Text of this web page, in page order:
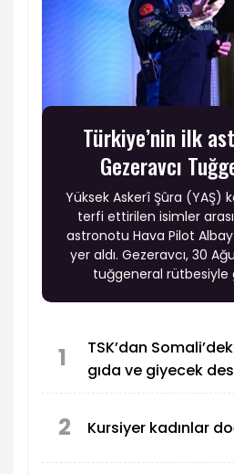
Türkiye’nin ilk
Gezeravcı
Yüksek Askerî Şûra (YAŞ)
terfi ettirilen isimler
astronotu Hava Pilot
yer aldı. Gezeravcı, 30
tuğgeneral rütbesiyle
1
TSK’dan
gıda ve giyecek
2 Kursiyer kadınlar